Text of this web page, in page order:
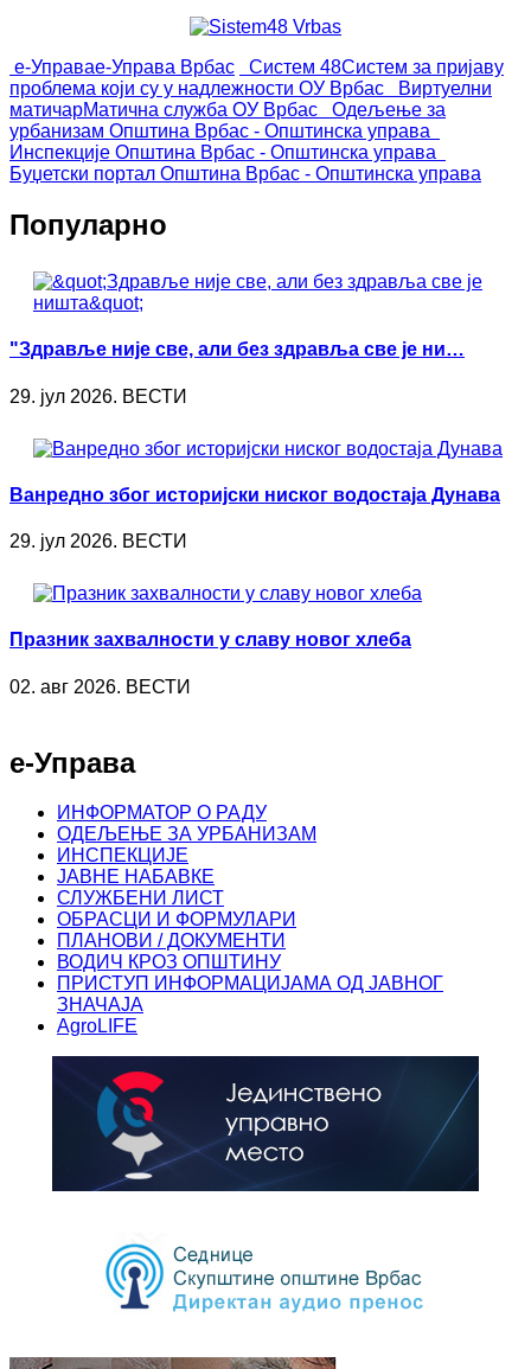
е-Управае-Управа Врбас Систем 48Систем за пријаву
проблема који су у надлежности ОУ Врбас
Виртуелни
матичарМатична служба ОУ Врбас
Одељење за
урбанизам Општина Врбас - Општинска управа
Инспекције Општина Врбас - Општинска управа
Буџетски портал Општина Врбас - Општинска управа
Популарно
"Здравље није све, али без здравља све је ни…
29. јул 2026. ВЕСТИ
Ванредно због историјски ниског водостаја Дунава
29. јул 2026. ВЕСТИ
Празник захвалности у славу новог хлеба
02. авг 2026. ВЕСТИ
е-Управа
ИНФОРМАТОР О РАДУ
ОДЕЉЕЊЕ ЗА УРБАНИЗАМ
ИНСПЕКЦИЈЕ
ЈАВНЕ НАБАВКЕ
СЛУЖБЕНИ ЛИСТ
ОБРАСЦИ И ФОРМУЛАРИ
ПЛАНОВИ / ДОКУМЕНТИ
ВОДИЧ КРОЗ ОПШТИНУ
ПРИСТУП ИНФОРМАЦИЈАМА ОД ЈАВНОГ
ЗНАЧАЈА
AgroLIFE